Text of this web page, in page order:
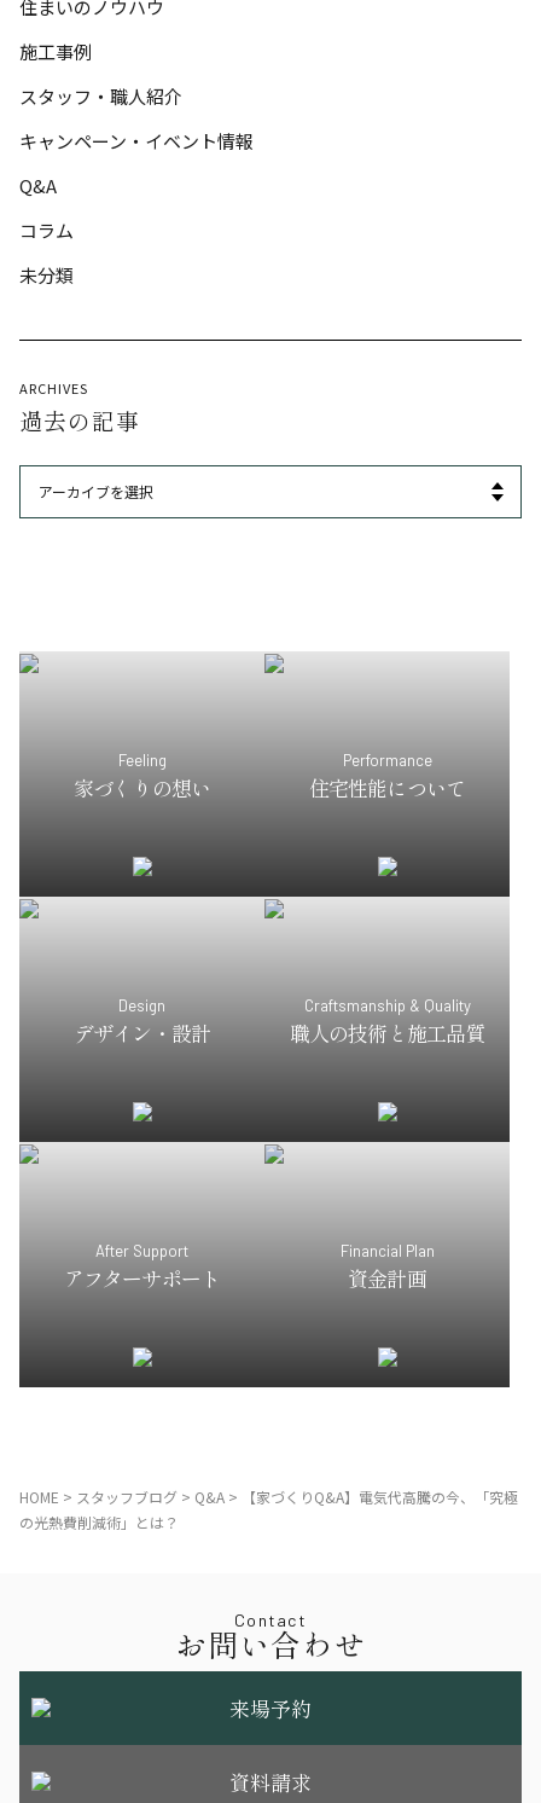
住まいのノウハウ
施工事例
スタッフ・職人紹介
キャンペーン・イベント情報
Q&A
コラム
未分類
ARCHIVES
過去の記事
Feeling
家づくりの想い
Performance
住宅性能について
Design
デザイン・設計
Craftsmanship & Quality
職人の技術と施工品質
After Support
アフターサポート
Financial Plan
資金計画
HOME > スタッフブログ > Q&A >
【家づくりQ&A】電気代高騰の今、「究極
の光熱費削減術」とは？
Contact
お問い合わせ
来場予約
資料請求